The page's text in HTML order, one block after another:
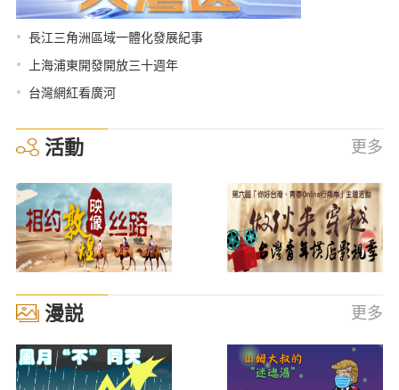
• 長江三角洲區域一體化發展紀事
• 上海浦東開發開放三十週年
• 台灣網紅看廣河
活動 更多
漫説 更多